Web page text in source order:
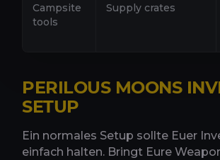
Campsite
tools
Supply crates
PERILOUS MOONS
SETUP
Ein normales Setup sollte Euer
einfach halten. Bringt Eure